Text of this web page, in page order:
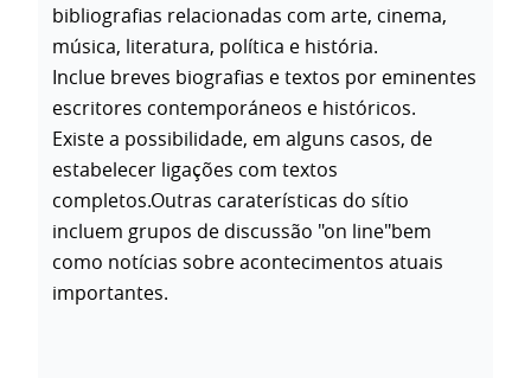
bibliografias relacionadas com arte, cinema,
música, literatura, política e história.
Inclue breves biografias e textos por eminentes
escritores contemporáneos e históricos.
Existe a possibilidade, em alguns casos, de
estabelecer ligações com textos
completos.Outras caraterísticas do sítio
incluem grupos de discussão "on line"bem
como notícias sobre acontecimentos atuais
importantes.